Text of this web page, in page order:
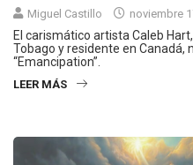
Miguel Castillo noviembre
El carismático artista Caleb
Tobago y residente en Canadá,
“Emancipation”.
LEER MÁS